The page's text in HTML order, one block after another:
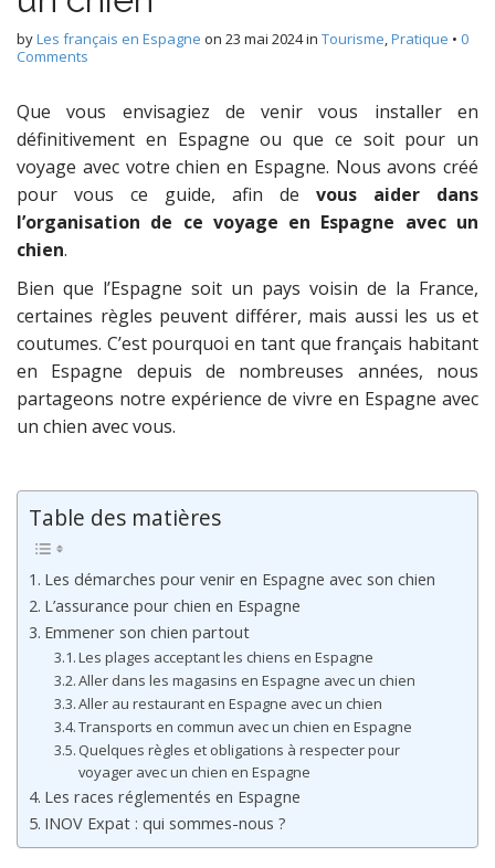
byLes français en Espagne on 23 mai 2024in Tourisme,Pratique • 0
Comments
Que vous envisagiez de venir vous installer en
définitivement en Espagne ou que ce soit pour un
voyage avec votre chien en Espagne. Nous avons créé
pour vous ce guide, afin de vous aider dans
l’organisation de ce voyage en Espagne avec un
chien.
Bien que l’Espagne soit un pays voisin de la France,
certaines règles peuvent différer, mais aussi les us et
coutumes. C’est pourquoi en tant que français habitant
en Espagne depuis de nombreuses années, nous
partageons notre expérience de vivre en Espagne avec
un chien avec vous.
Table des matières
Les démarches pour venir en Espagne avec son chien
L’assurance pour chien en Espagne
Emmener son chien partout
Les plages acceptant les chiens en Espagne
Aller dans les magasins en Espagne avec un chien
Aller au restaurant en Espagne avec un chien
Transports en commun avec un chien en Espagne
Quelques règles et obligations à respecter pour
voyager avec un chien en Espagne
Les races réglementés en Espagne
INOV Expat : qui sommes-nous ?